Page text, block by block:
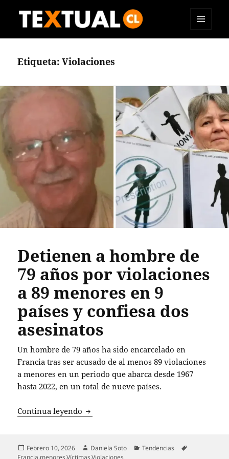
Etiqueta:Violaciones
Detienen a hombre de
79 años por violaciones
a 89 menores en 9
países y confiesa dos
asesinatos
Un hombre de 79 años ha sido encarcelado en
Francia tras ser acusado de al menos 89 violaciones
a menores en un periodo que abarca desde 1967
hasta 2022, en un total de nueve países.
Continua leyendo Detienen a hombre de 79 años por
Publicado
el
Febrero 10, 2026 Autor
Daniela Soto Categorías
Tendencias
Francia,menores,Víctimas,Violaciones